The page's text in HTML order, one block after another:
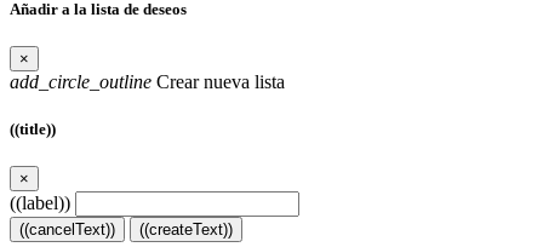
Añadir a la lista de deseos
×
add_circle_outline Crear nueva lista
((title))
×
((label))
((cancelText)) ((createText))